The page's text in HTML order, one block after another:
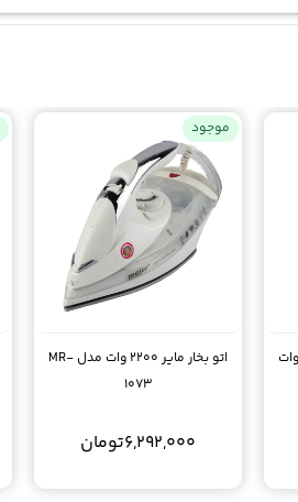
اتو بخارگر مایر ایستاده 1580 وات
موجود
اتو بخار مایر 2200 وات مدل MR-
1073
6,292,000تومان